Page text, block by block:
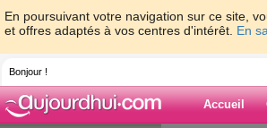
En poursuivant votre navigation sur ce site,
et offres adaptés à vos centres d'intérêt. En
Bonjour !
Accueil